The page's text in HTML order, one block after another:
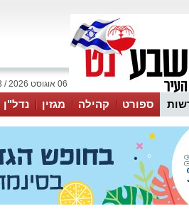
06 אוגוסט 2026 / 14:13
ספורט קהילה מגזין נדל"ן
והמלצות